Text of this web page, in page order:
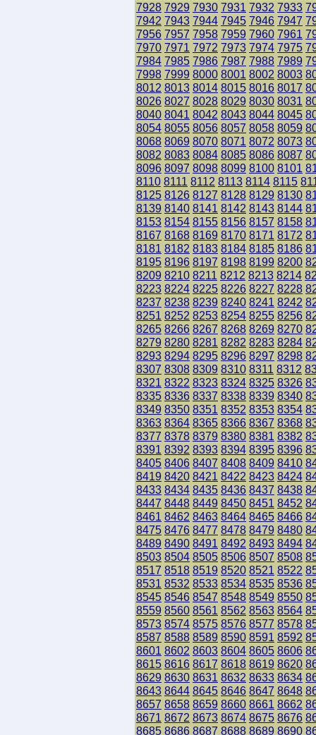
7928 7929 7930 7931 7932 7933
7942 7943 7944 7945 7946 7947
7956 7957 7958 7959 7960 7961
7970 7971 7972 7973 7974 7975
7984 7985 7986 7987 7988 7989
7998 7999 8000 8001 8002 8003
8012 8013 8014 8015 8016 8017
8026 8027 8028 8029 8030 8031
8040 8041 8042 8043 8044 8045
8054 8055 8056 8057 8058 8059
8068 8069 8070 8071 8072 8073
8082 8083 8084 8085 8086 8087
8096 8097 8098 8099 8100 8101
8110 8111 8112 8113 8114 8115
8125 8126 8127 8128 8129 8130
8139 8140 8141 8142 8143 8144
8153 8154 8155 8156 8157 8158
8167 8168 8169 8170 8171 8172
8181 8182 8183 8184 8185 8186
8195 8196 8197 8198 8199 8200
8209 8210 8211 8212 8213 8214
8223 8224 8225 8226 8227 8228
8237 8238 8239 8240 8241 8242
8251 8252 8253 8254 8255 8256
8265 8266 8267 8268 8269 8270
8279 8280 8281 8282 8283 8284
8293 8294 8295 8296 8297 8298
8307 8308 8309 8310 8311 8312
8321 8322 8323 8324 8325 8326
8335 8336 8337 8338 8339 8340
8349 8350 8351 8352 8353 8354
8363 8364 8365 8366 8367 8368
8377 8378 8379 8380 8381 8382
8391 8392 8393 8394 8395 8396
8405 8406 8407 8408 8409 8410
8419 8420 8421 8422 8423 8424
8433 8434 8435 8436 8437 8438
8447 8448 8449 8450 8451 8452
8461 8462 8463 8464 8465 8466
8475 8476 8477 8478 8479 8480
8489 8490 8491 8492 8493 8494
8503 8504 8505 8506 8507 8508
8517 8518 8519 8520 8521 8522
8531 8532 8533 8534 8535 8536
8545 8546 8547 8548 8549 8550
8559 8560 8561 8562 8563 8564
8573 8574 8575 8576 8577 8578
8587 8588 8589 8590 8591 8592
8601 8602 8603 8604 8605 8606
8615 8616 8617 8618 8619 8620
8629 8630 8631 8632 8633 8634
8643 8644 8645 8646 8647 8648
8657 8658 8659 8660 8661 8662
8671 8672 8673 8674 8675 8676
8685 8686 8687 8688 8689 8690